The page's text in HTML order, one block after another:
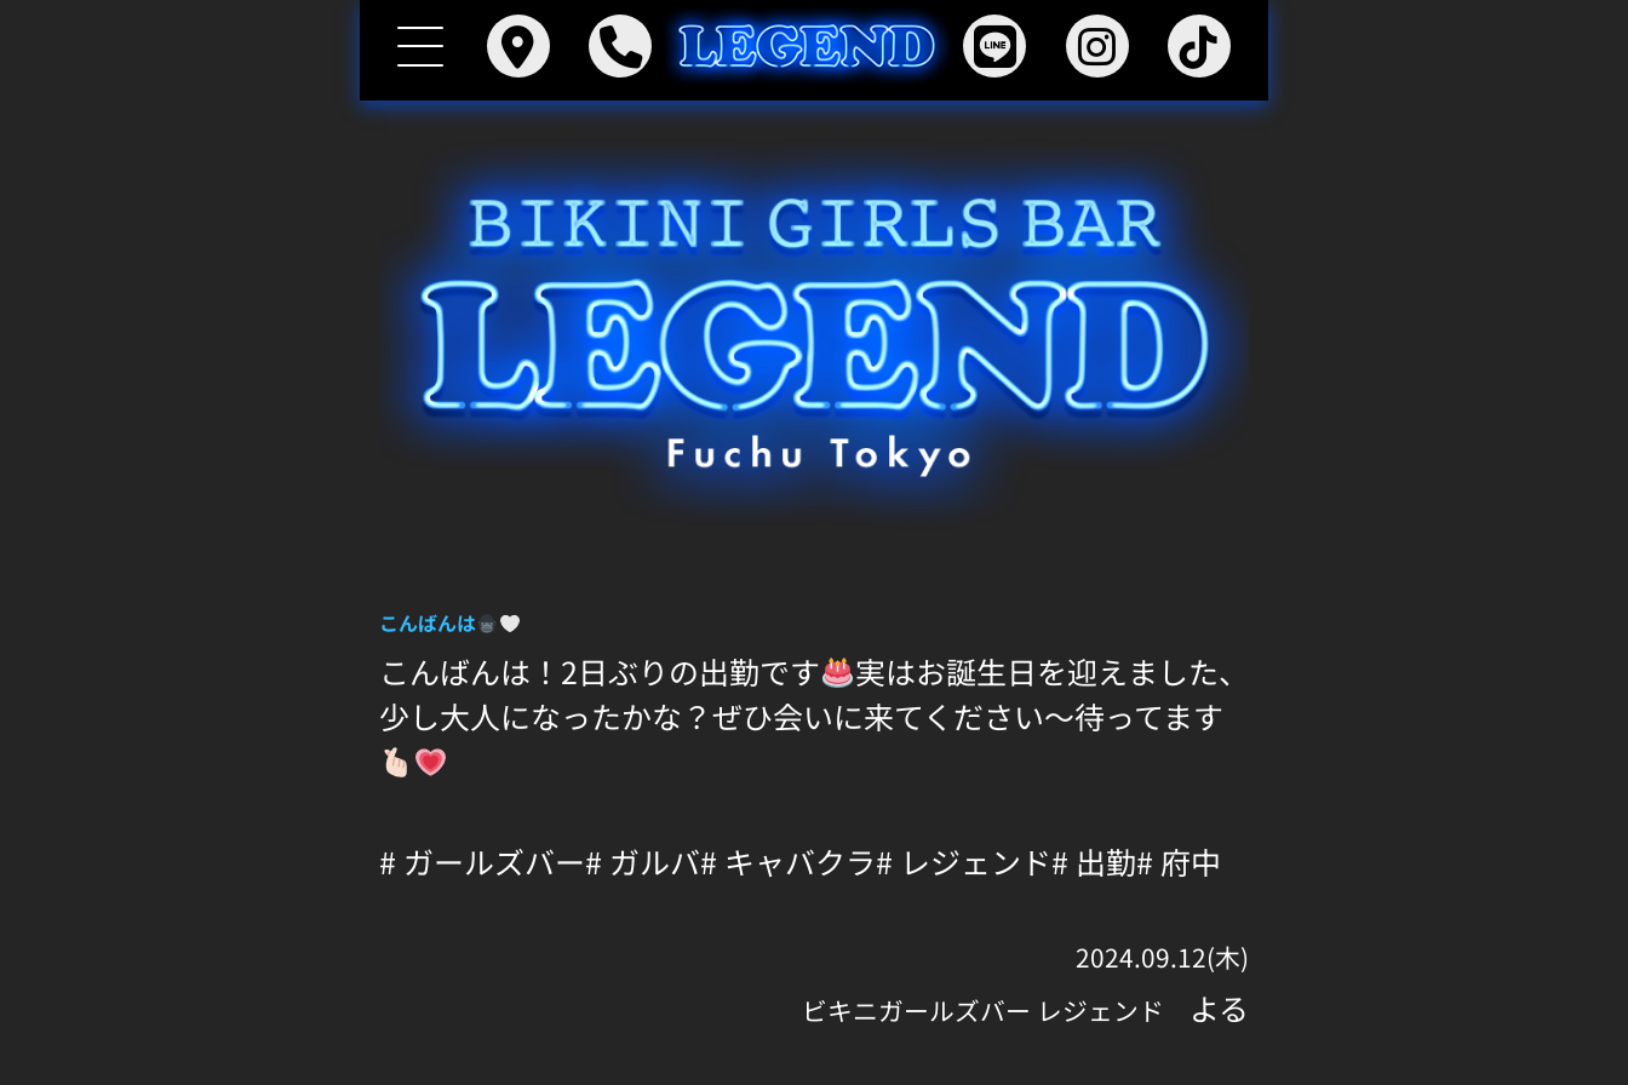
こんばんは
こんばんは！2日ぶりの出勤です
実はお誕生日を迎えました、
少し大人になったかな？ぜひ会いに来てください〜待ってます
# ガールズバー# ガルバ# キャバクラ# レジェンド# 出勤# 府中
2024.09.12(木)
ビキニガールズバー レジェンド
よる